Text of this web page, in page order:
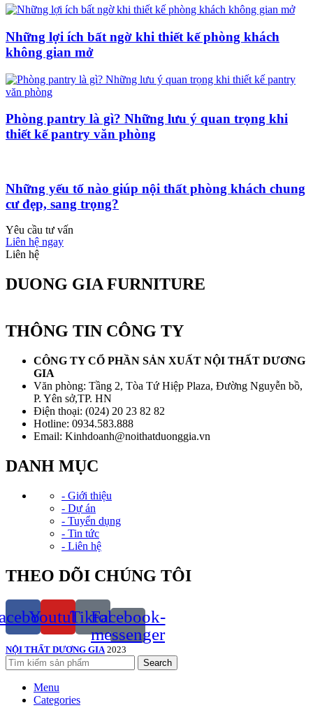
Những lợi ích bất ngờ khi thiết kế phòng khách
không gian mở
Phòng pantry là gì? Những lưu ý quan trọng khi
thiết kế pantry văn phòng
Những yếu tố nào giúp nội thất phòng khách chung
cư đẹp, sang trọng?
Yêu cầu tư vấn
Liên hệ ngay
Liên hệ
DUONG GIA FURNITURE
THÔNG TIN CÔNG TY
CÔNG TY CỔ PHẦN SẢN XUẤT NỘI THẤT DƯƠNG
GIA
Văn phòng: Tầng 2, Tòa Tứ Hiệp Plaza, Đường Nguyễn bồ,
P. Yên sở,TP. HN
Điện thoại: (024) 20 23 82 82
Hotline: 0934.583.888
Email: Kinhdoanh@noithatduonggia.vn
DANH MỤC
- Giới thiệu
- Dự án
- Tuyển dụng
- Tin tức
- Liên hệ
THEO DÕI CHÚNG TÔI
YoutubeTiktok
Facebook-
messenger
NỘI THẤT DƯƠNG GIA 2023
Search
Menu
Categories